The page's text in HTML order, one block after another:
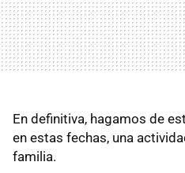
En definitiva, hagamos de
en estas fechas, una
familia.